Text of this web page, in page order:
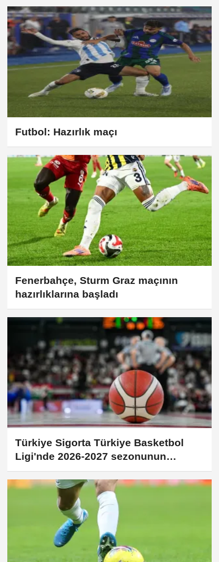
Futbol: Hazırlık maçı
Fenerbahçe, Sturm Graz maçının
hazırlıklarına başladı
Türkiye Sigorta Türkiye Basketbol
Ligi'nde 2026-2027 sezonunun
fikstürü belirlendi